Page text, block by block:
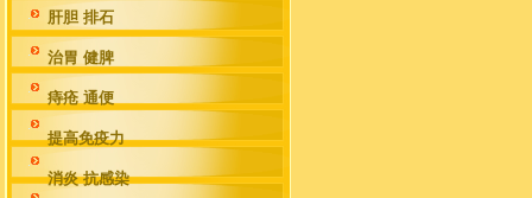
肝胆 排石
治胃 健脾
痔疮 通便
提高免疫力
消炎 抗感染